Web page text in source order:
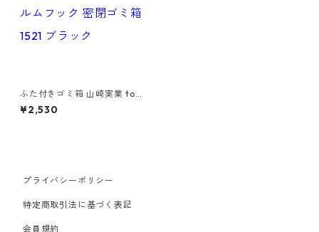
ふた付きゴミ箱 山崎実業 tow
er タワー フィルムフック 密
閉ゴミ箱 1521 ブラック
¥2,530
プライバシーポリシー
特定商取引法に基づく表記
会員規約